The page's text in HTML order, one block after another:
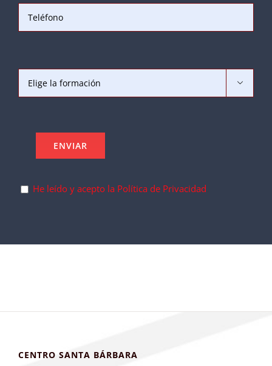

He leído y acepto la Política de Privacidad
CENTRO SANTA BÁRBARA